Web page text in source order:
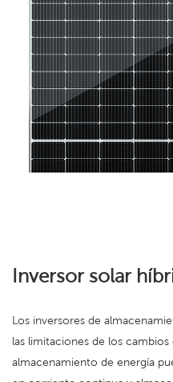
Inversor solar
Los inversores de
las limitaciones de los
almacenamiento de energía